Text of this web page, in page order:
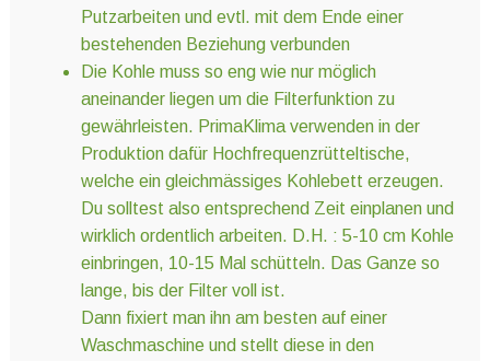
Putzarbeiten und evtl. mit dem Ende einer
bestehenden Beziehung verbunden
Die Kohle muss so eng wie nur möglich
aneinander liegen um die Filterfunktion zu
gewährleisten. PrimaKlima verwenden in der
Produktion dafür Hochfrequenzrütteltische,
welche ein gleichmässiges Kohlebett erzeugen.
Du solltest also entsprechend Zeit einplanen und
wirklich ordentlich arbeiten. D.H. : 5-10 cm Kohle
einbringen, 10-15 Mal schütteln. Das Ganze so
lange, bis der Filter voll ist.
Dann fixiert man ihn am besten auf einer
Waschmaschine und stellt diese in den